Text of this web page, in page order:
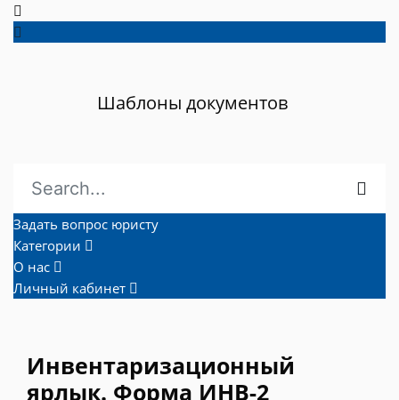
Шаблоны документов
Задать вопрос юристу
Категории
О нас
Личный кабинет
Инвентаризационный
ярлык. Форма ИНВ-2